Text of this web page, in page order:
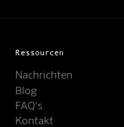
Ressourcen
Nachrichten
Blog
FAQ's
Kontakt